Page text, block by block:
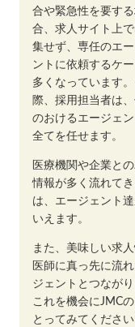
合や緊急性を要す
合、求人サイト上
集せず、専任のエー
ントに依頼するケ
多くなっています
際、採用担当者は
のおけるエージェン
全てを任せます。
医療機関や企業と
情報が多く流れて
は、エージェント
いえます。
また、美味しい求
医師に真っ先に流
ジェントとつなが
これを機会にJMC
とってみてください